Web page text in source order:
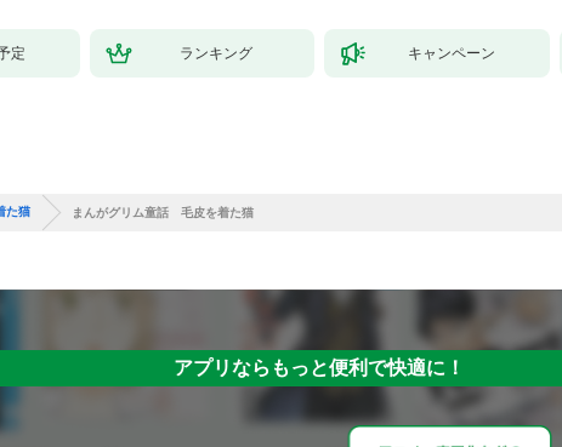
定 ランキング キャンペーン
た猫 まんがグリム童話 毛皮を着た猫
アプリならもっと便利で快適に！